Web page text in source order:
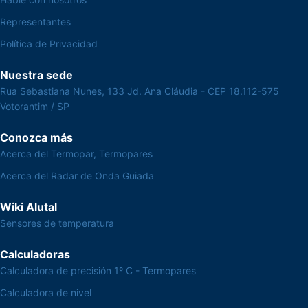
Representantes
Política de Privacidad
Nuestra sede
Rua Sebastiana Nunes, 133 Jd. Ana Cláudia - CEP 18.112-575
Votorantim / SP
Conozca más
Acerca del Termopar, Termopares
Acerca del Radar de Onda Guiada
Wiki Alutal
Sensores de temperatura
Calculadoras
Calculadora de precisión 1º C - Termopares
Calculadora de nivel